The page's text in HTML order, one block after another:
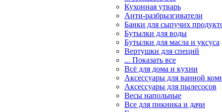
Кухонная утварь
Анти-разбрызгиватели
Банки для сыпучих
Бутылки для воды
Бутылки для масла и уксуса
Вертушки для специй
... Показать все
Всё для дома и кухни
Аксессуары для ванной
Аксессуары для пылесосов
Весы напольные
Все для пикника и дачи